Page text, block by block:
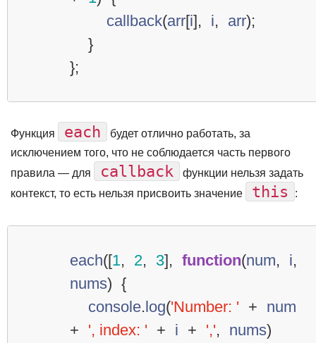
callback(arr[i], i, arr);
}
};
Функция each
будет отлично работать, за
исключением того, что не соблюдается часть первого
правила — для
callback
функции нельзя задать
контекст, то есть нельзя присвоить значение
this :
each([1, 2, 3], function(num, i,
nums) {
console.log('Number: ' + num
+ ', index: ' + i + ',', nums)